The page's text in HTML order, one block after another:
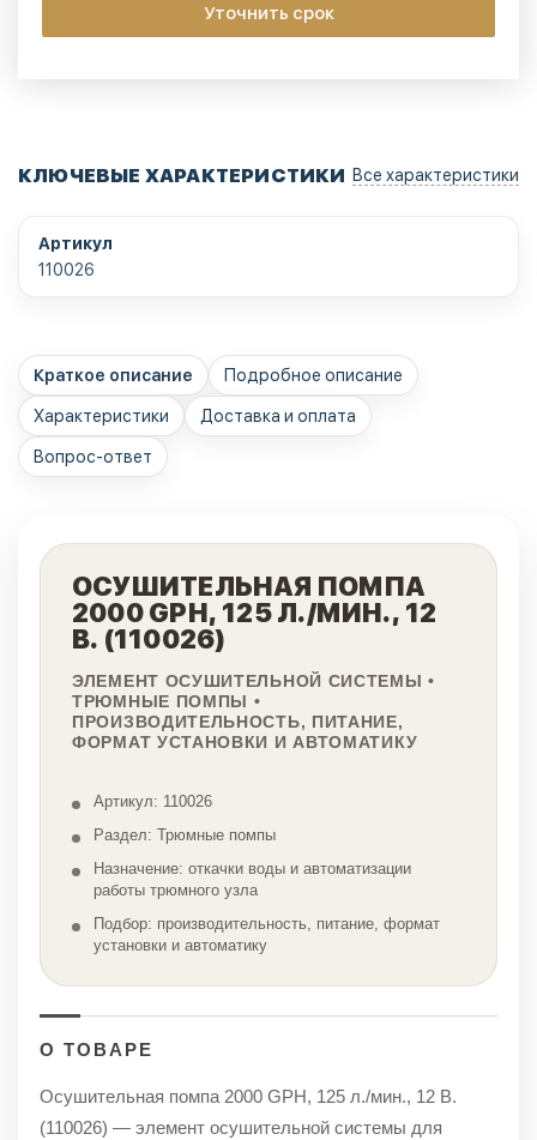
Уточнить срок
КЛЮЧЕВЫЕ ХАРАКТЕРИСТИКИ Все характеристики
Артикул
110026
Краткое описание Подробное описание
Характеристики Доставка и оплата
Вопрос-ответ
ОСУШИТЕЛЬНАЯ ПОМПА
2000 GPH, 125 Л./МИН., 12
В. (110026)
ЭЛЕМЕНТ ОСУШИТЕЛЬНОЙ СИСТЕМЫ •
ТРЮМНЫЕ ПОМПЫ •
ПРОИЗВОДИТЕЛЬНОСТЬ, ПИТАНИЕ,
ФОРМАТ УСТАНОВКИ И АВТОМАТИКУ
Артикул: 110026
Раздел: Трюмные помпы
Назначение: откачки воды и автоматизации
работы трюмного узла
Подбор: производительность, питание, формат
установки и автоматику
О ТОВАРЕ
Осушительная помпа 2000 GPH, 125 л./мин., 12 В.
(110026) — элемент осушительной системы для